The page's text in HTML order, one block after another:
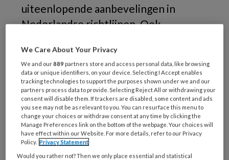
uiteenlopende aanbevelingen in
Nederlandse richtlijnen. Ook
en gelaagde aanpak van
infectiepreventie.
We Care About Your Privacy
We and our889 partners store and access personal data, like browsing
data or unique identifiers, on your device. Selecting I Accept enables
tracking technologies to support the purposes shown under we and our
partners process data to provide. Selecting Reject All or withdrawing your
consent will disable them. If trackers are disabled, some content and ads
you see may not be as relevant to you. You can resurface this menu to
change your choices or withdraw consent at any time by clicking the
Manage Preferences link on the bottom of the webpage. Your choices will
have effect within our Website. For more details, refer to our Privacy
Policy. Privacy Statement
Would you rather not? Then we only place essential and statistical